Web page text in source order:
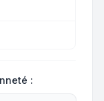
: